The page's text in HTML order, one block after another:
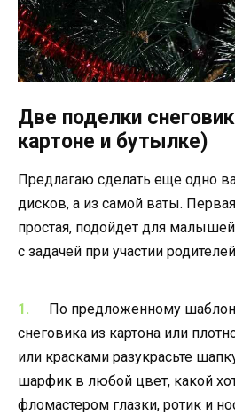
Две поделки
картоне и бутылке)
Предлагаю сделать еще одно
дисков, а из самой ваты.
простая, подойдет для
с задачей при участии
По предложенному
снеговика из картона или
или красками разукрасьте
шарфик в любой цвет, какой
фломастером глазки, ротик и